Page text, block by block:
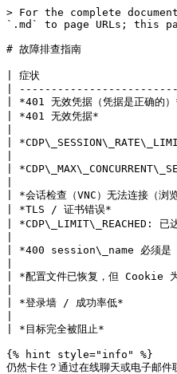
> For the complete
`.md` to page URLs; this
# 故障排查指南
| 症状
|
| *401 无效凭据（凭
| *401 无效凭据*
|
|
| *会话检查（VNC）无
| *TLS / 证书错误*
| *CDP\_LIMIT\_REACHED:
| *400 session\_name 必须
| *配置文件已恢复，但
| *登录墙 / 成功率低*
| *目标完全被阻止*
{% hint style="info" %}
仍然卡住？通过在线聊天或电子